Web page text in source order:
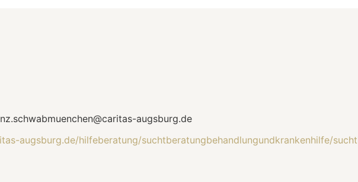
augsburg.de
augsburg.de/hilfeberatung/suchtberatungbehandlungundkrankenhilfe/